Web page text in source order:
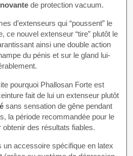
de protection vacuum.
d’extenseurs qui “poussent” le
ce nouvel extenseur “tire” plutôt le
ainsi une double action
du pénis et sur le gland lui-
pourquoi Phallosan Forte est
fait de lui un extenseur plutôt
sans sensation de gêne pendant
la période recommandée pour le
des résultats fiables.
un accessoire spécifique en latex